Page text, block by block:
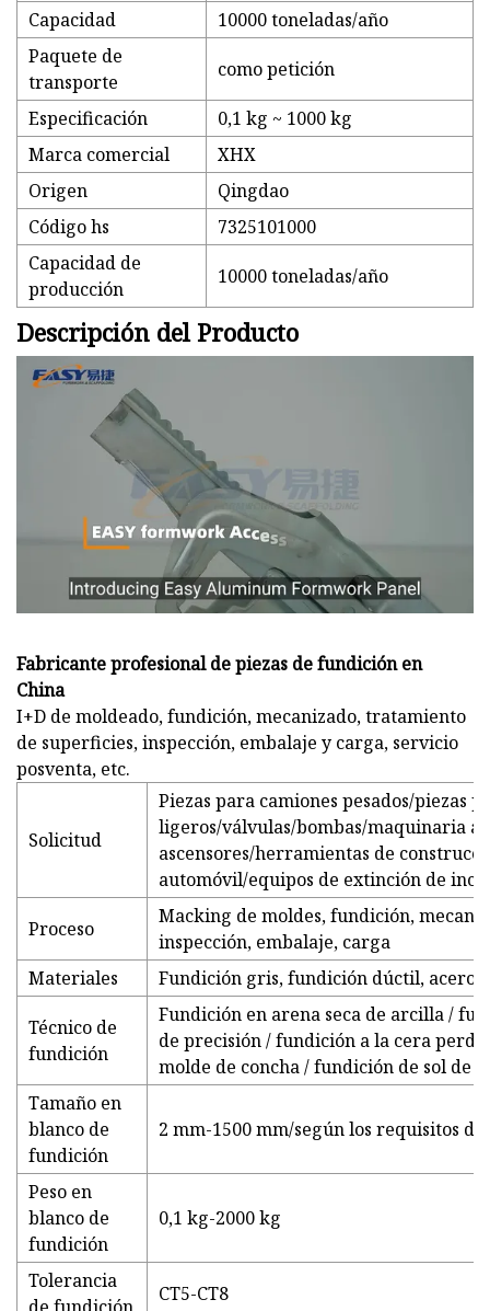
Capacidad
10000 toneladas/año
Paquete de
transporte
como petición
Especificación
0,1 kg ~ 1000 kg
Marca comercial
XHX
Origen
Qingdao
Código hs
7325101000
Capacidad de
producción
10000 toneladas/año
Descripción del Producto
Fabricante profesional de piezas de fundición en
China
I+D de moldeado, fundición, mecanizado, tratamiento
de superficies, inspección, embalaje y carga, servicio
posventa, etc.
Solicitud
Piezas para camiones pesados/piezas
ligeros/válvulas/bombas/maquinaria
ascensores/herramientas de
automóvil/equipos de extinción de
Proceso
Macking de moldes, fundición,
inspección, embalaje, carga
Materiales
Fundición gris, fundición dúctil, acero
Técnico de
fundición
Fundición en arena seca de arcilla /
de precisión / fundición a la cera
molde de concha / fundición de sol de
Tamaño en
blanco de
fundición
2 mm-1500 mm/según los requisitos
Peso en
blanco de
fundición
0,1 kg-2000 kg
Tolerancia
CT5-CT8